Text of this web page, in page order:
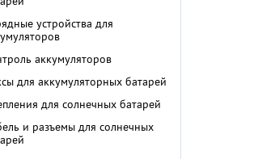
устройства для
аккумуляторов
для аккумуляторных батарей
для солнечных батарей
и разъемы для солнечных